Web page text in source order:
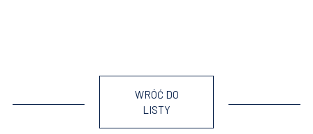
WRÓĆ DO
LISTY